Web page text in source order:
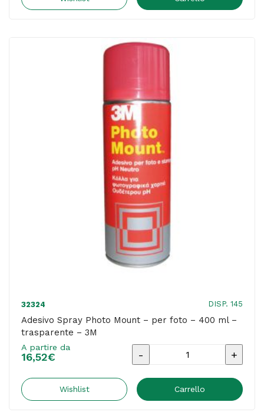
ml
-
trasparente
-
3M
quantità
32324 DISP. 145
Adesivo Spray Photo Mount – per foto – 400 ml –
trasparente – 3M
A partire da
16,52€
Adesivo
Photo
Wishlist Carrello